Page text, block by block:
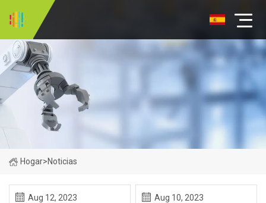
Hogar>Noticias
Aug 12, 2023 Aug 10, 2023